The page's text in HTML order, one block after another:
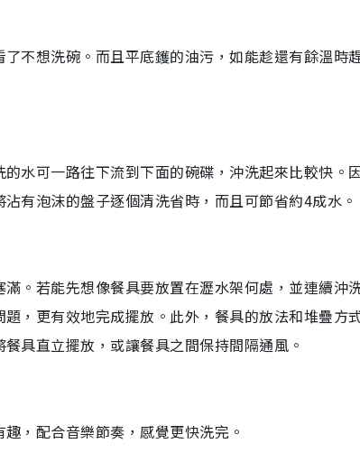
不想洗碗。而且平底鑊的油污，如能趁還有餘溫時
水可一路往下流到下面的碗碟，沖洗起來比較快。
有泡沫的盤子逐個清洗省時，而且可節省約4成水。
。若能先想像餐具要放置在瀝水架何處，並連續沖
，更有效地完成擺放。此外，餐具的放法和堆疊方
具直立擺放，或讓餐具之間保持間隔通風。
，配合音樂節奏，感覺更快洗完。